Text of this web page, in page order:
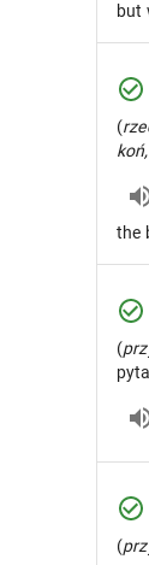
but
(
the
(
(